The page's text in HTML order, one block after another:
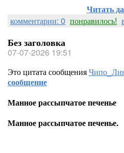
Читать
комментарии: 0 понравилось!
Без заголовка
07-07-2026 19:51
Это цитата сообщения
сообщение
Манное рассыпчатое печенье
Манное рассыпчатое печенье.